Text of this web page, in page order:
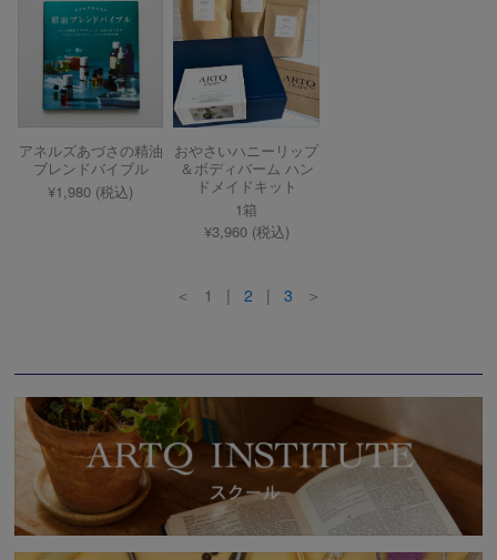
アネルズあづさの精油
ブレンドバイブル
¥1,980 (税込)
おやさいハニーリップ
＆ボディバーム ハン
ドメイドキット
1箱
¥3,960 (税込)
＜ 1 | 2 | 3 ＞